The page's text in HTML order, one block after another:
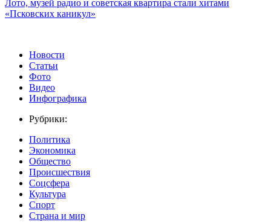
Лото, музей радио и советская квартира стали хитами
«Псковских каникул»
Новости
Статьи
Фото
Видео
Инфографика
Рубрики:
Политика
Экономика
Общество
Происшествия
Соцсфера
Культура
Спорт
Страна и мир